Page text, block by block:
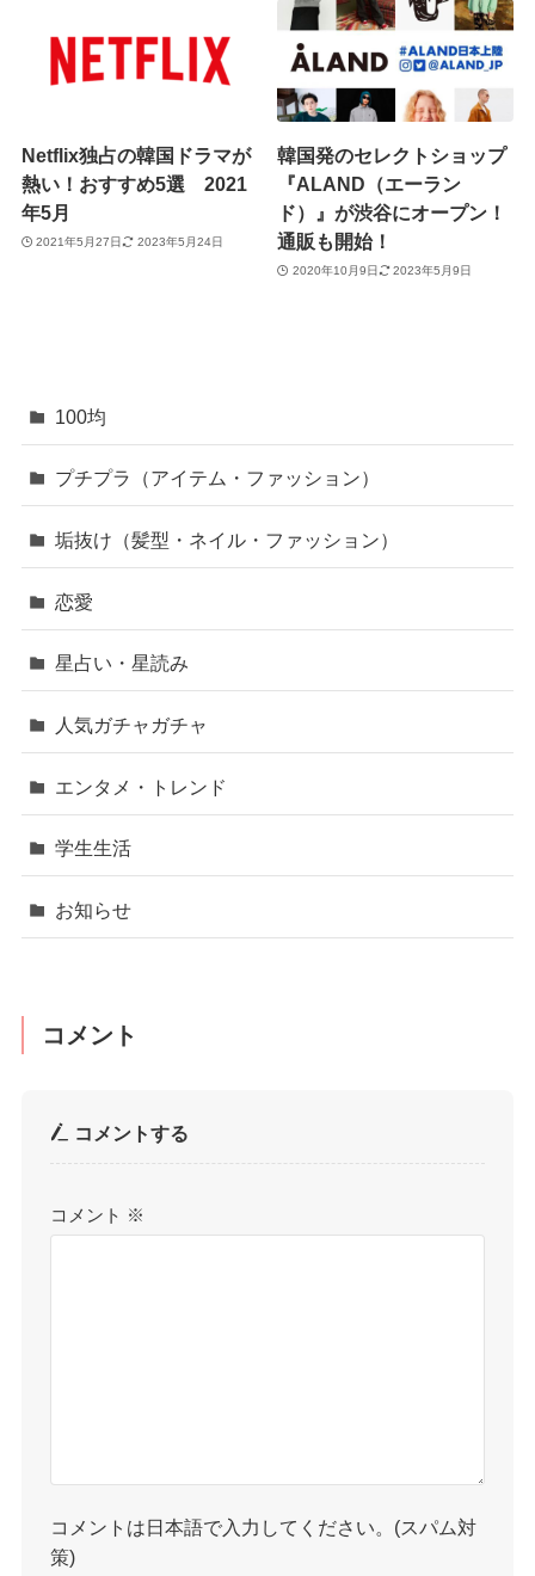
Netflix独占の韓国ドラマが
熱い！おすすめ5選 2021
年5月
2021年5月27日 2023年5月24日
韓国発のセレクトショップ
『ALAND（エーラン
ド）』が渋谷にオープン！
通販も開始！
2020年10月9日 2023年5月9日
100均
プチプラ（アイテム・ファッション）
垢抜け（髪型・ネイル・ファッション）
恋愛
星占い・星読み
人気ガチャガチャ
エンタメ・トレンド
学生生活
お知らせ
コメント
コメントする
コメント ※
コメントは日本語で入力してください。(スパム対
策)